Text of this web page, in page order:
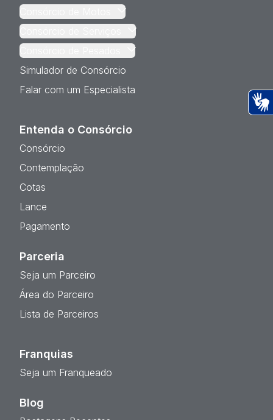
Simulador de Consórcio
Falar com um Especialista
Entenda o Consórcio
Consórcio
Contemplação
Cotas
Lance
Pagamento
Parceria
Seja um Parceiro
Área do Parceiro
Lista de Parceiros
Franquias
Seja um Franqueado
Blog